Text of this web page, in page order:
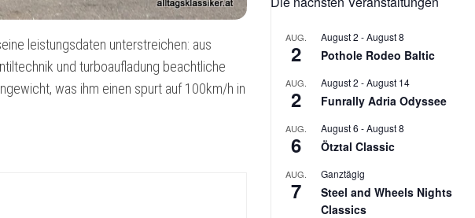
MX-
V-
KAWASAKI
leistungsdaten unterstreichen: aus
und turboaufladung beachtliche
was ihm einen spurt auf 100km/h in
AUG.
2
August 2 -August 8
Pothole Rodeo Baltic
AUG.
2
August 2 -August 14
Funrally Adria Odyssee
AUG.
6
August 6 -August 8
Ötztal Classic
AUG.
7
Ganztägig
Steel and Wheels Nights
Classics